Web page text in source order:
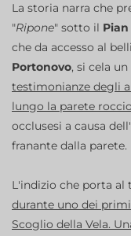
La storia narra che
"Ripone" sotto il
che da accesso al
Portonovo, si cela
testimonianze degli
lungo la parete
occlusesi a causa
franante dalla parete.
L'indizio che porta al
durante uno dei
Scoglio della Vela.